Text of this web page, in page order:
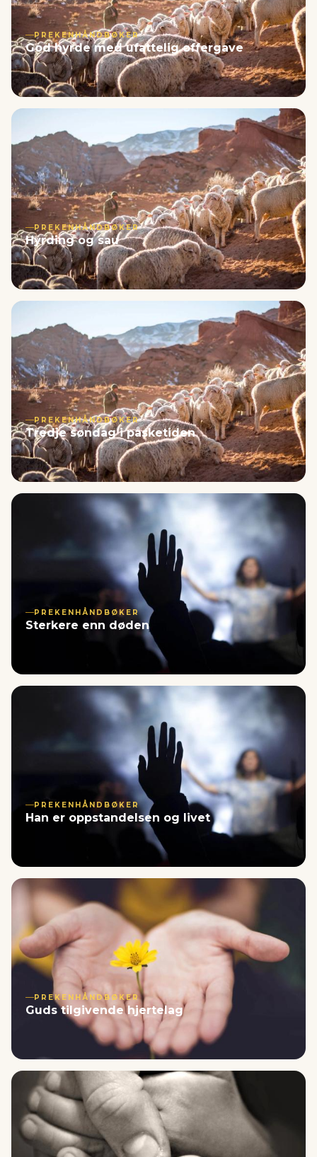
PREKENHÅNDBØKER
God hyrde med ufattelig offergave
PREKENHÅNDBØKER
Hyrding og sau
PREKENHÅNDBØKER
Tredje søndag i påsketiden
PREKENHÅNDBØKER
Sterkere enn døden
PREKENHÅNDBØKER
Han er oppstandelsen og livet
PREKENHÅNDBØKER
Guds tilgivende hjertelag